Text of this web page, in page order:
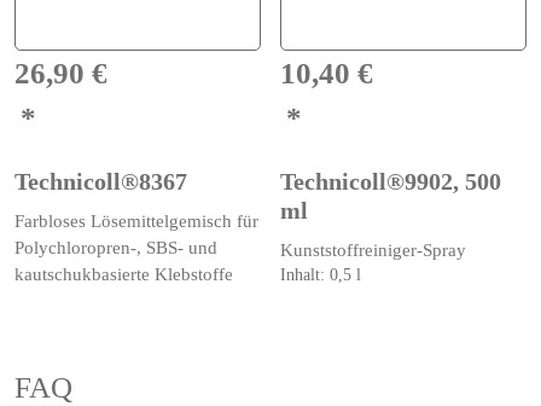
26,90 €
Technicoll®8367
Farbloses Lösemittelgemisch für
Polychloropren-, SBS- und
kautschukbasierte Klebstoffe
10,40€
Technicoll®9902, 500
ml
Kunststoffreiniger-Spray
Inhalt: 0,5l
FAQ